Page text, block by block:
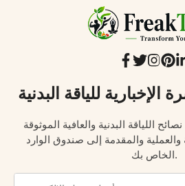
للياقة البدنية
اللياقة البدنية والعافية الموثوقة
والعملية والمقدمة إلى صندوق الوارد
الخاص بك.